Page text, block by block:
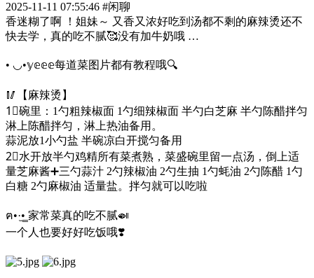
2025-11-11 07:55:46 #闲聊
香迷糊了啊 ！姐妹～ 又香又浓好吃到汤都不剩的麻辣烫还不
快去学，真的吃不腻🥰没有加牛奶哦 …
︎︎• ◡•𝕪𝕖𝕖𝕖每道菜图片都有教程哦🔍
🥢【麻辣烫】
1⃣️碗里：1勺粗辣椒面 1勺细辣椒面 半勺白芝麻 半勺陈醋拌匀
淋上陈醋拌匀，淋上热油备用。
蒜泥放1小勺盐 半碗凉白开搅匀备用
2⃣️水开放半勺鸡精所有菜煮熟，菜盛碗里留一点汤，倒上适
量芝麻酱➕三勺蒜汁 2勺辣椒油 2勺生抽 1勺蚝油 2勺陈醋 1勺
白糖 2勺麻椒油 适量盐。拌匀就可以吃啦
ฅ•·̫•̳ 家常菜真的吃不腻🍛
一个人也要好好吃饭哦❣️